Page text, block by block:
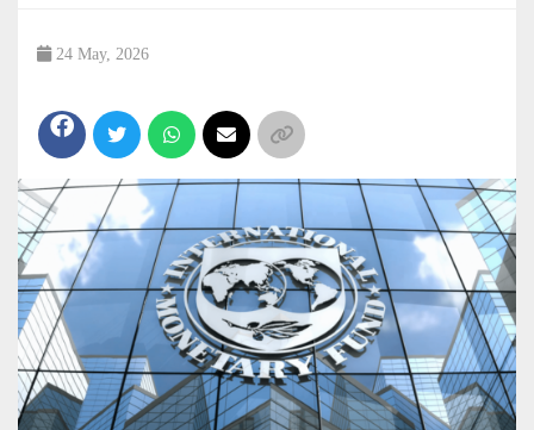
24 May, 2026